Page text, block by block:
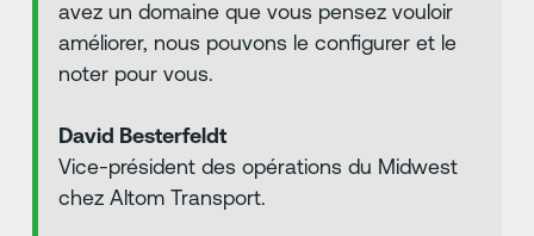
avez un domaine que vous pensez vouloir
améliorer, nous pouvons le configurer et le
noter pour vous.
David Besterfeldt
Vice-président des opérations du Midwest
chez Altom Transport.